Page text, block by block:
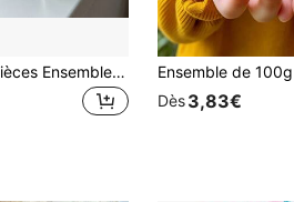
10 pièces/20 pièces Ensemble de paniers de plantation hydroponique en plastique pour légumes (comprend panier de plantation + éponge carrée), fixation des graines anti-dérive, système de racines transparent visible, accessoires de système hydroponique de serre de balcon, tasse de plantation sans terre
Dès3,83€